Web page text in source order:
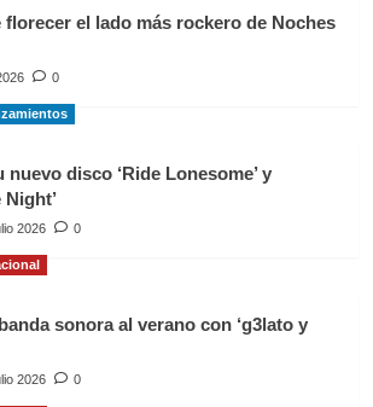
el lado más rockero de Noches
0
disco ‘Ride Lonesome’ y
Night’
2026 0
sonora al verano con ‘g3lato y
2026 0